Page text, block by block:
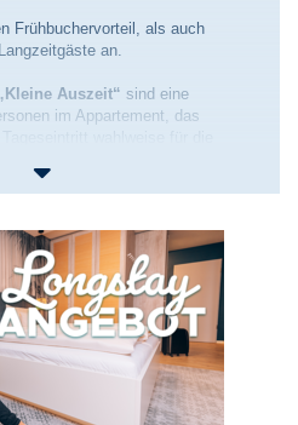
Frühbuchervorteil, als auch
an.
Auszeit“ sind eine
im Appartement, das